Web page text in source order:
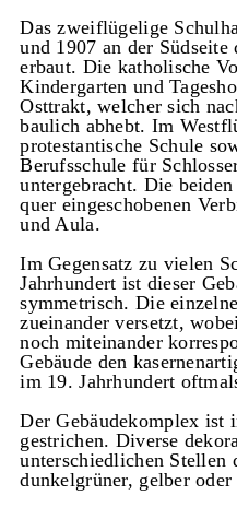
Das zweiflügelige
und 1907 an der Südseite
erbaut. Die katholische
Kindergarten und
Osttrakt, welcher sich
baulich abhebt. Im
protestantische Schule
Berufsschule für
untergebracht. Die
quer eingeschobenen
und Aula.
Im Gegensatz zu vielen
Jahrhundert ist dieser
symmetrisch. Die
zueinander versetzt,
noch miteinander
Gebäude den
im 19. Jahrhundert
Der Gebäudekomplex ist
gestrichen. Diverse
unterschiedlichen Stellen
dunkelgrüner, gelber